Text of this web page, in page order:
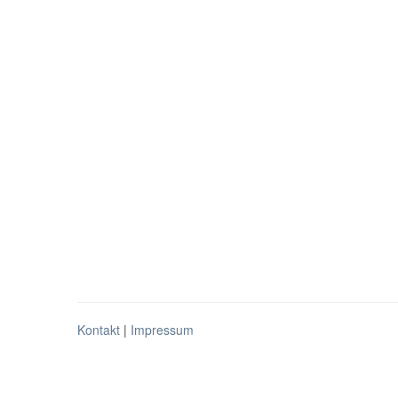
Kontakt | Impressum